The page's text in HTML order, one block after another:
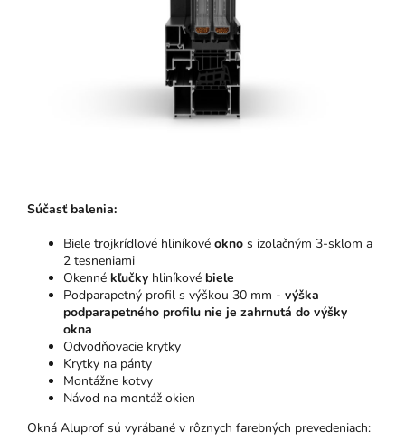
Súčasť balenia:
Biele trojkrídlové hliníkové okno s izolačným 3-sklom a
2 tesneniami
Okenné kľučky hliníkové biele
Podparapetný profil s výškou 30 mm - výška
podparapetného profilu nie je zahrnutá do výšky
okna
Odvodňovacie krytky
Krytky na pánty
Montážne kotvy
Návod na montáž okien
Okná Aluprof sú vyrábané v rôznych farebných prevedeniach: